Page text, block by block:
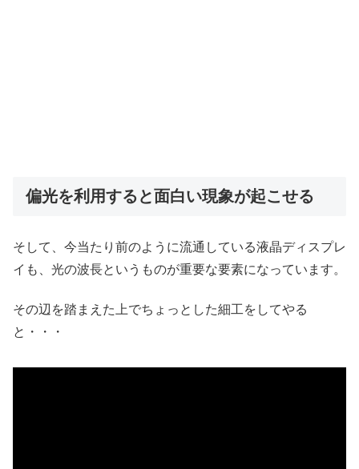
偏光を利用すると面白い現象が起こせる
そして、今当たり前のように流通している液晶ディスプレ
イも、光の波長というものが重要な要素になっています。
その辺を踏まえた上でちょっとした細工をしてやる
と・・・